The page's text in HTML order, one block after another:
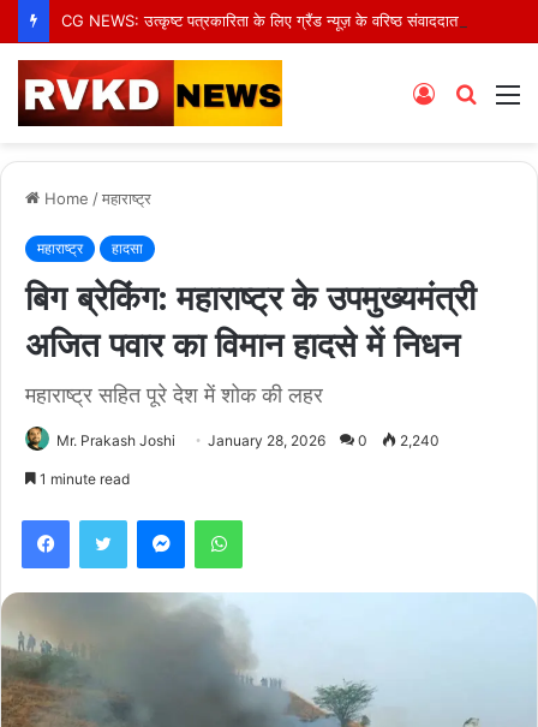
Search
Log
Home /महाराष्ट्र
महाराष्ट्र हादसा
बिग ब्रेकिंग: महाराष्ट्र के उपमुख्यमंत्री
अजित पवार का विमान हादसे में निधन
महाराष्ट्र सहित पूरे देश में शोक की लहर
Mr. Prakash Joshi January 28, 2026 0 2,240
1 minute read
FacebookTwitter MessengerWhatsApp